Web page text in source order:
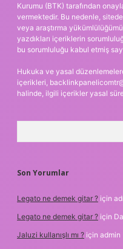
Kurumu (BTK) tarafından
vermektedir. Bu nedenle,
veya araştırma
yazdıkları içeriklerin
bu sorumluluğu kabul etmiş
Hukuka ve yasal
içerikleri,
halinde, ilgili içerikler yasal
Son Yorumlar
Legato ne demek gitar ? için
Legato ne demek gitar ? için
Jaluzi kullanışlı mı ? için admin